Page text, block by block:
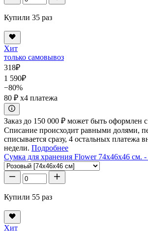
Купили 35 раз
Хит
только самовывоз
318₽
1 590₽
−80%
80 ₽ x4 платежа
Заказ до 150 000 ₽ может быть оформлен
Списание происходит равными долями,
списывается сразу, 4 остальных платежа
недели. Подробнее
Сумка для хранения Flower 74x46x46 см. -
Купили 55 раз
Хит